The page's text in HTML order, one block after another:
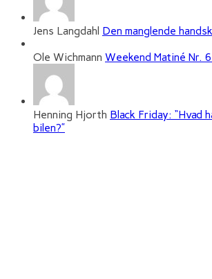
Jens Langdahl Den manglende
Ole Wichmann Weekend Matiné Nr.
Henning Hjorth Black Friday: “Hvad
bilen?”